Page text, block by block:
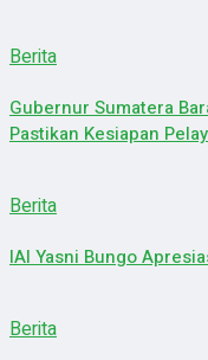
Berita
Gubernur Sumatera
Pastikan Kesiapan
Berita
IAI Yasni Bungo
Berita